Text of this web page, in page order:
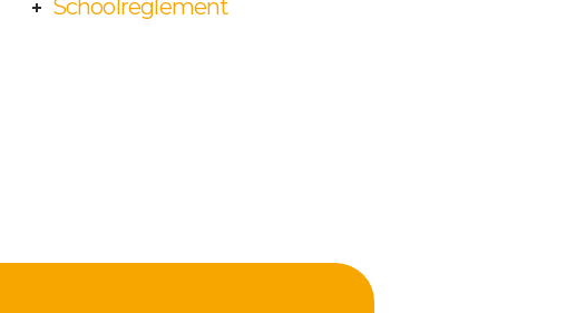
Schoolreglement